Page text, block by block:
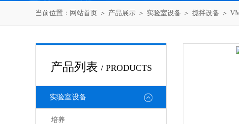
当前位置： 网站首页 ＞ 产品展示 ＞ 实验室设备 ＞ 搅拌设备 ＞
产品列表 / PRODUCTS
实验室设备
培养